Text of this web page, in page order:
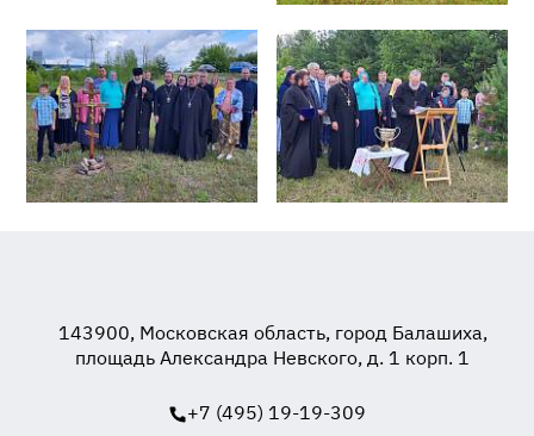
143900, Московская область, город Балашиха,
площадь Александра Невского, д. 1 корп. 1
+7 (495) 19-19-309